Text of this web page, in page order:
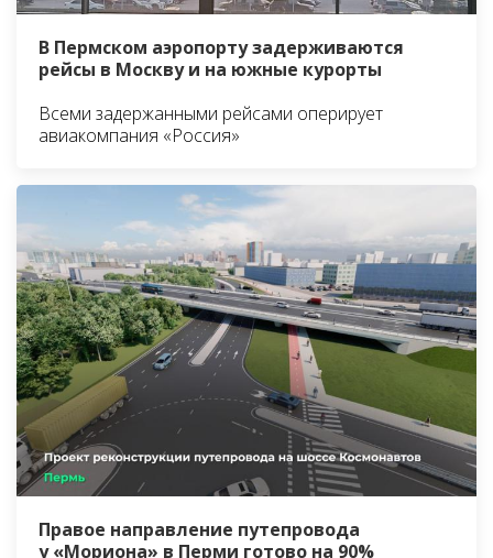
В Пермском аэропорту задерживаются
рейсы в Москву и на южные курорты
Всеми задержанными рейсами оперирует
авиакомпания «Россия»
Правое направление путепровода
у «Мориона» в Перми готово на 90%